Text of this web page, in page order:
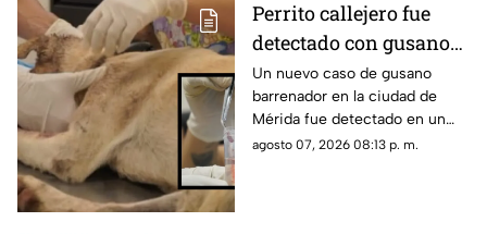
Perrito callejero fue
detectado con gusano
barrenador en Mérida;
así fue rescatado
Un nuevo caso de gusano
barrenador en la ciudad de
Mérida fue detectado en un
perrito callejero, el cual fue
agosto 07, 2026 08:13 p. m.